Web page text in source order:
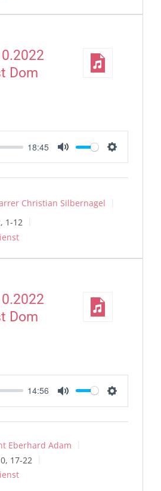
Dom
18:45
Mute Settings
Christian Silbernagel
1-12
Dom
14:56
Mute Settings
Eberhard Adam
17-22